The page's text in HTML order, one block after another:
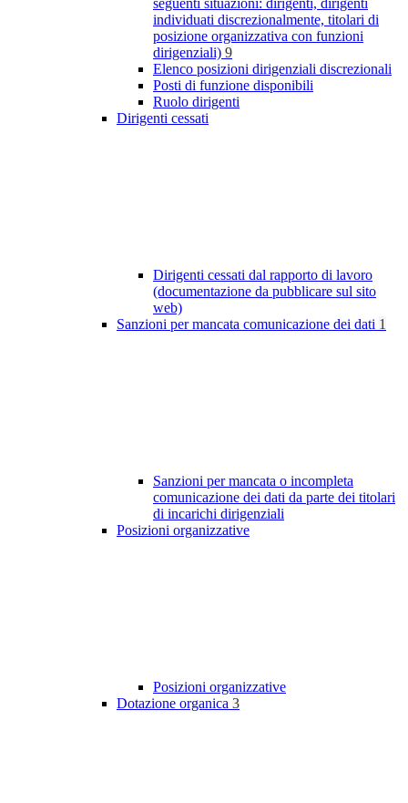
seguenti situazioni: dirigenti, dirigenti
individuati discrezionalmente, titolari di
posizione organizzativa con funzioni
dirigenziali) 9
Elenco posizioni dirigenziali discrezionali
Posti di funzione disponibili
Ruolo dirigenti
Dirigenti cessati
Dirigenti cessati dal rapporto di lavoro
(documentazione da pubblicare sul sito
web)
Sanzioni per mancata comunicazione dei dati 1
Sanzioni per mancata o incompleta
comunicazione dei dati da parte dei titolari
di incarichi dirigenziali
Posizioni organizzative
Posizioni organizzative
Dotazione organica 3